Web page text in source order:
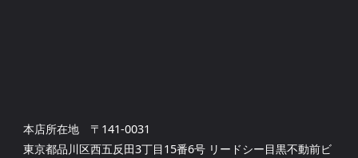
本店所在地 〒141-0031
東京都品川区西五反田3丁目15番6号 リードシー目黒不動前ビ